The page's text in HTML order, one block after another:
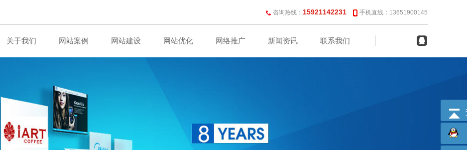
咨询热线： 15921142231 手机直线：13651900145
关于我们 网站案例 网站建设 网站优化 网络推广 新闻资讯 联系我们